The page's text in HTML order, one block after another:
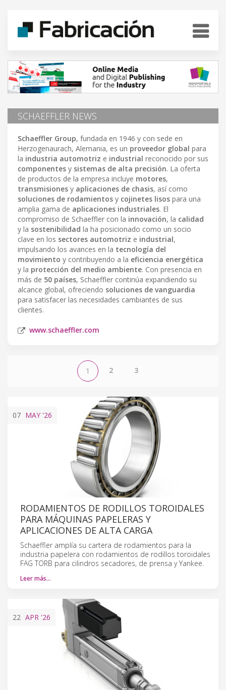
SCHAEFFLER NEWS
Schaeffler Group, fundada en 1946 y con sede en
Herzogenaurach, Alemania, es un proveedor global para
la industria automotriz e industrial reconocido por sus
componentes y sistemas de alta precisión. La oferta
de productos de la empresa incluye motores,
transmisiones y aplicaciones de chasis, así como
soluciones de rodamientos y cojinetes lisos para una
amplia gama de aplicaciones industriales. El
compromiso de Schaeffler con la innovación, la calidad
y la sostenibilidad la ha posicionado como un socio
clave en los sectores automotriz e industrial,
impulsando los avances en la tecnología del
movimiento y contribuyendo a la eficiencia energética
y la protección del medio ambiente. Con presencia en
más de 50 países, Schaeffler continúa expandiendo su
alcance global, ofreciendo soluciones de vanguardia
para satisfacer las necesidades cambiantes de sus
clientes.
www.schaeffler.com
1 2 3
07 MAY '26
RODAMIENTOS DE RODILLOS TOROIDALES
PARA MÁQUINAS PAPELERAS Y
APLICACIONES DE ALTA CARGA
Schaeffler amplía su cartera de rodamientos para la
industria papelera con rodamientos de rodillos toroidales
FAG TORB para cilindros secadores, de prensa y Yankee.
Leer más…
22 APR '26